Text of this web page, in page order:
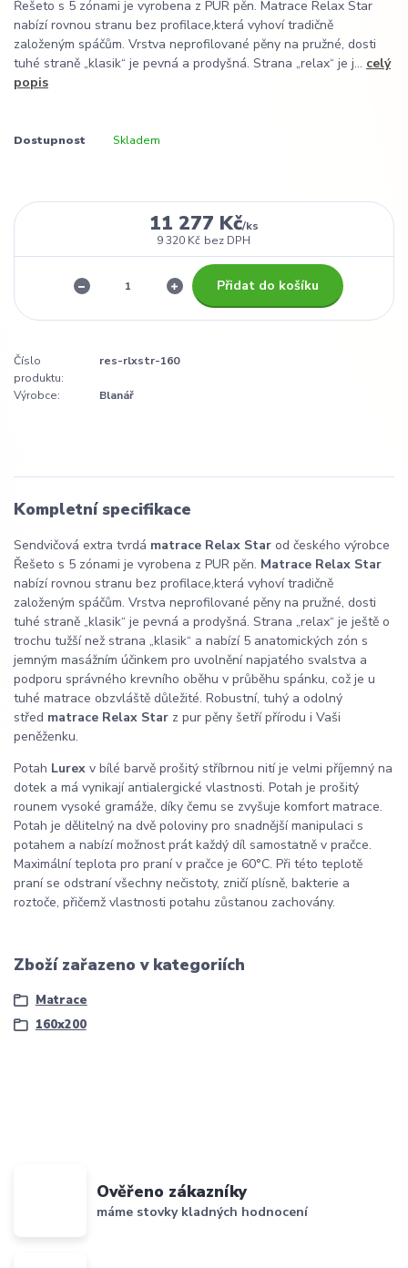
Řešeto s 5 zónami je vyrobena z PUR pěn. Matrace Relax Star
nabízí rovnou stranu bez profilace,která vyhoví tradičně
založeným spáčům. Vrstva neprofilované pěny na pružné, dosti
tuhé straně „klasik“ je pevná a prodyšná. Strana „relax“ je j... celý
popis
Dostupnost Skladem
11 277 Kč/ks
9 320 Kč bez DPH
Přidat do košíku
Číslo
produktu:
res-rlxstr-160
Výrobce: Blanář
Kompletní specifikace
Sendvičová extra tvrdá matrace Relax Star od českého výrobce
Řešeto s 5 zónami je vyrobena z PUR pěn. Matrace Relax Star
nabízí rovnou stranu bez profilace,která vyhoví tradičně
založeným spáčům. Vrstva neprofilované pěny na pružné, dosti
tuhé straně „klasik“ je pevná a prodyšná. Strana „relax“ je ještě o
trochu tužší než strana „klasik“ a nabízí 5 anatomických zón s
jemným masážním účinkem pro uvolnění napjatého svalstva a
podporu správného krevního oběhu v průběhu spánku, což je u
tuhé matrace obzvláště důležité. Robustní, tuhý a odolný
střed matrace Relax Star z pur pěny šetří přírodu i Vaši
peněženku.
Potah Lurex v bílé barvě prošitý stříbrnou nití je velmi příjemný na
dotek a má vynikají antialergické vlastnosti. Potah je prošitý
rounem vysoké gramáže, díky čemu se zvyšuje komfort matrace.
Potah je dělitelný na dvě poloviny pro snadnější manipulaci s
potahem a nabízí možnost prát každý díl samostatně v pračce.
Maximální teplota pro praní v pračce je 60°C. Při této teplotě
praní se odstraní všechny nečistoty, zničí plísně, bakterie a
roztoče, přičemž vlastnosti potahu zůstanou zachovány.
Zboží zařazeno v kategoriích
Matrace
160x200
Ověřeno zákazníky
máme stovky kladných hodnocení